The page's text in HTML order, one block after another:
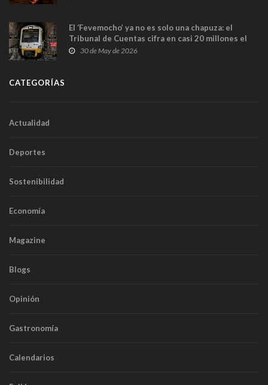
El ‘Fevemocho’ ya no es solo una chapuza: el
Tribunal de Cuentas cifra en casi 20 millones el
sobrecoste de los trenes que no cabían por los
30 de May de 2026
CATEGORÍAS
Actualidad
Deportes
Sostenibilidad
Economía
Magazine
Blogs
Opinión
Gastronomía
Calendarios